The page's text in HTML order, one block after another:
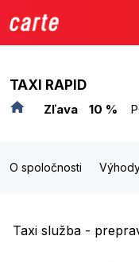
TAXI RAPID
Zľava 10 %
O spoločnosti
Taxi služba -